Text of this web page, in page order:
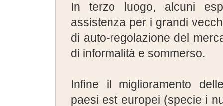
In terzo luogo, alcuni
assistenza per i grandi
di auto-regolazione del
di informalità e sommerso.
Infine il miglioramento
paesi est europei (specie i